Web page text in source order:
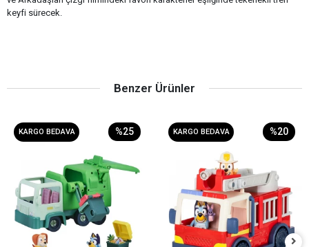
keyfi sürecek.
Benzer Ürünler
KARGO BEDAVA %25 KARGO BEDAVA %20